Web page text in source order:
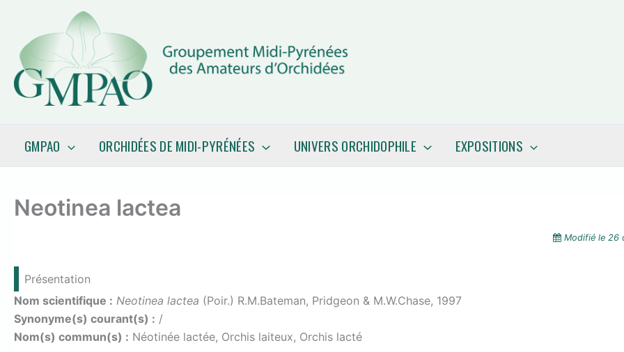
contenu
GMPAO ORCHIDÉES DE MIDI-PYRÉNÉES UNIVERS ORCHIDOPHILE EXPOSITIONS
Neotinea lactea
Modifié le 26
Présentation
Nom scientifique : Neotinea lactea (Poir.) R.M.Bateman, Pridgeon & M.W.Chase, 1997
Synonyme(s) courant(s) : /
Nom(s) commun(s) : Néotinée lactée, Orchis laiteux, Orchis lacté